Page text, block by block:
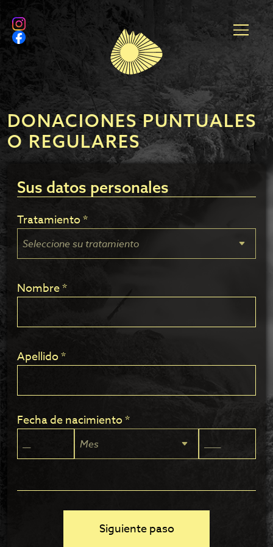
DONACIONES PUNTUALES
O REGULARES
Sus datos personales
Tratamiento *
Nombre *
Apellido *
Fecha de nacimiento *
Siguiente paso